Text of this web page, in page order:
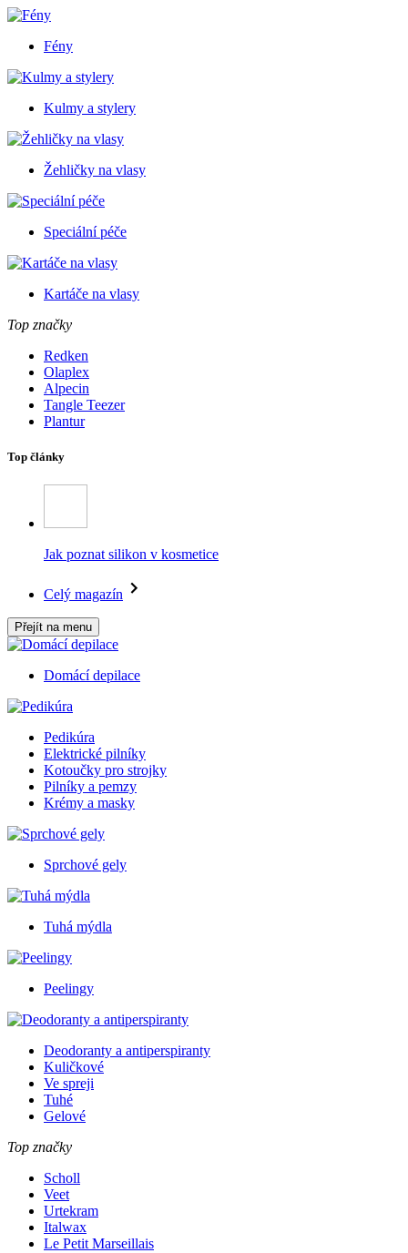
Fény
Kulmy a stylery
Žehličky na vlasy
Speciální péče
Kartáče na vlasy
Top značky
Redken
Olaplex
Alpecin
Tangle Teezer
Plantur
Top články
Jak poznat silikon v kosmetice
Celý magazín
Přejít na menu
Domácí depilace
Pedikúra
Elektrické pilníky
Kotoučky pro strojky
Pilníky a pemzy
Krémy a masky
Sprchové gely
Tuhá mýdla
Peelingy
Deodoranty a antiperspiranty
Kuličkové
Ve spreji
Tuhé
Gelové
Top značky
Scholl
Veet
Urtekram
Italwax
Le Petit Marseillais